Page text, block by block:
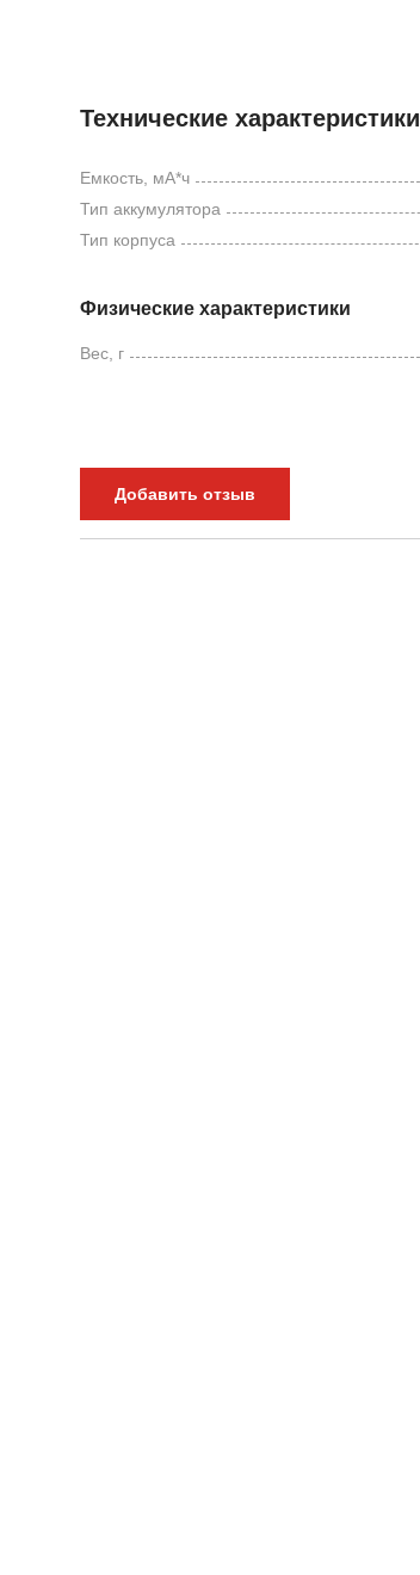
Технические характеристики
Емкость, мА*ч
Тип аккумулятора
Тип корпуса
Физические характеристики
Вес, г
Добавить отзыв